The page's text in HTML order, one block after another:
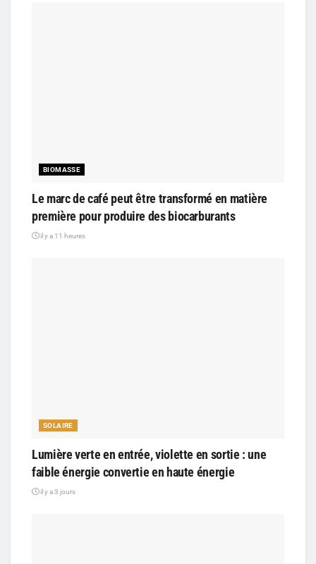
BIOMASSE
Le marc de café peut être transformé en matière
première pour produire des biocarburants
il y a 11 heures
SOLAIRE
Lumière verte en entrée, violette en sortie : une
faible énergie convertie en haute énergie
il y a 3 jours